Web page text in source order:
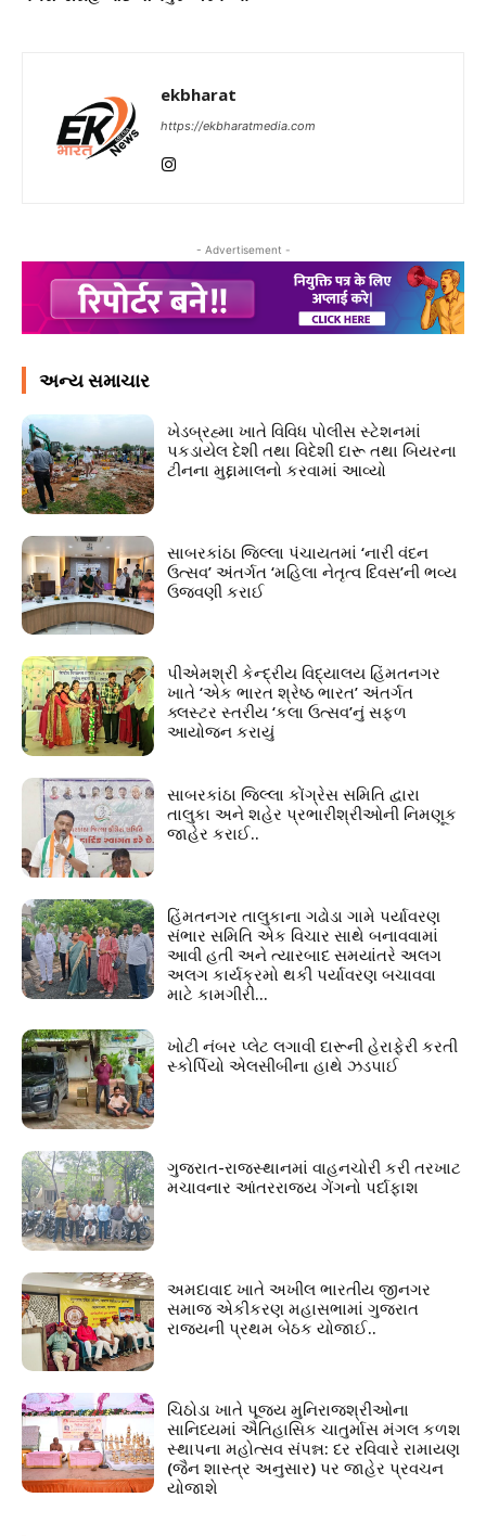
ekbharat
https://ekbharatmedia.com
- Advertisement -
અન્ય સમાચાર
ખેડબ્રહ્મા ખાતે વિવિધ પોલીસ સ્ટેશનમાં
પકડાયેલ દેશી તથા વિદેશી દારૂ તથા બિયરના
ટીનના મુદ્દામાલનો કરવામાં આવ્યો
સાબરકાંઠા જિલ્લા પંચાયતમાં ‘નારી વંદન
ઉત્સવ’ અંતર્ગત ‘મહિલા નેતૃત્વ દિવસ’ની ભવ્ય
ઉજવણી કરાઈ
પીએમશ્રી કેન્દ્રીય વિદ્યાલય હિંમતનગર
ખાતે ‘એક ભારત શ્રેષ્ઠ ભારત’ અંતર્ગત
ક્લસ્ટર સ્તરીય ‘કલા ઉત્સવ’નું સફળ
આયોજન કરાયું
સાબરકાંઠા જિલ્લા કોંગ્રેસ સમિતિ દ્વારા
તાલુકા અને શહેર પ્રભારીશ્રીઓની નિમણૂક
જાહેર કરાઈ..
હિંમતનગર તાલુકાના ગઢોડા ગામે પર્યાવરણ
સંભાર સમિતિ એક વિચાર સાથે બનાવવામાં
આવી હતી અને ત્યારબાદ સમયાંતરે અલગ
અલગ કાર્યક્રમો થકી પર્યાવરણ બચાવવા
માટે કામગીરી...
ખોટી નંબર પ્લેટ લગાવી દારૂની હેરાફેરી કરતી
સ્કોર્પિયો એલસીબીના હાથે ઝડપાઈ
ગુજરાત-રાજસ્થાનમાં વાહનચોરી કરી તરખાટ
મચાવનાર આંતરરાજ્ય ગેંગનો પર્દાફાશ
અમદાવાદ ખાતે અખીલ ભારતીય જીનગર
સમાજ એકીકરણ મહાસભામાં ગુજરાત
રાજ્યની પ્રથમ બેઠક યોજાઈ..
ચિઠોડા ખાતે પૂજ્ય મુનિરાજશ્રીઓના
સાનિધ્યમાં ઐતિહાસિક ચાતુર્માસ મંગલ કળશ
સ્થાપના મહોત્સવ સંપન્ન: દર રવિવારે રામાયણ
(જૈન શાસ્ત્ર અનુસાર) પર જાહેર પ્રવચન
યોજાશે